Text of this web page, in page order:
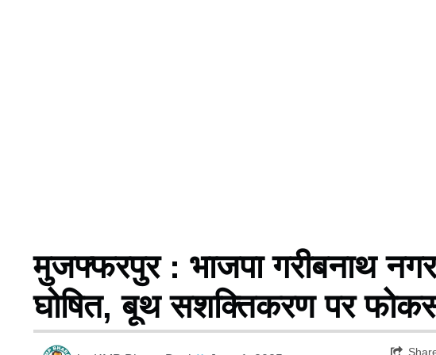
मुजफ्फरपुर : भाजपा गरीबनाथ
घोषित, बूथ सशक्तिकरण पर